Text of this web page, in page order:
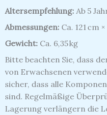
Altersempfehlung: Ab 5
Abmessungen: Ca. 121 cm
Gewicht: Ca. 6,35 kg
Bitte beachten Sie, dass
von Erwachsenen
sicher, dass alle
sind. Regelmäßige
Lagerung verlängern die